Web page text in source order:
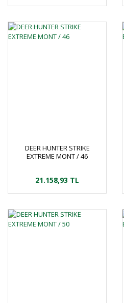
DEER HUNTER STRIKE
EXTREME MONT / 46
21.158,93 TL